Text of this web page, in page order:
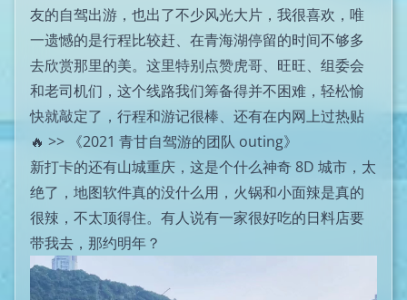
友的自驾出游，也出了不少风光大片，我很喜欢，唯
一遗憾的是行程比较赶、在青海湖停留的时间不够多
去欣赏那里的美。这里特别点赞虎哥、旺旺、组委会
和老司机们，这个线路我们筹备得并不困难，轻松愉
快就敲定了，行程和游记很棒、还有在内网上过热贴
🔥 >> 《2021 青甘自驾游的团队 outing》
新打卡的还有山城重庆，这是个什么神奇 8D 城市，太
绝了，地图软件真的没什么用，火锅和小面辣是真的
很辣，不太顶得住。有人说有一家很好吃的日料店要
带我去，那约明年？